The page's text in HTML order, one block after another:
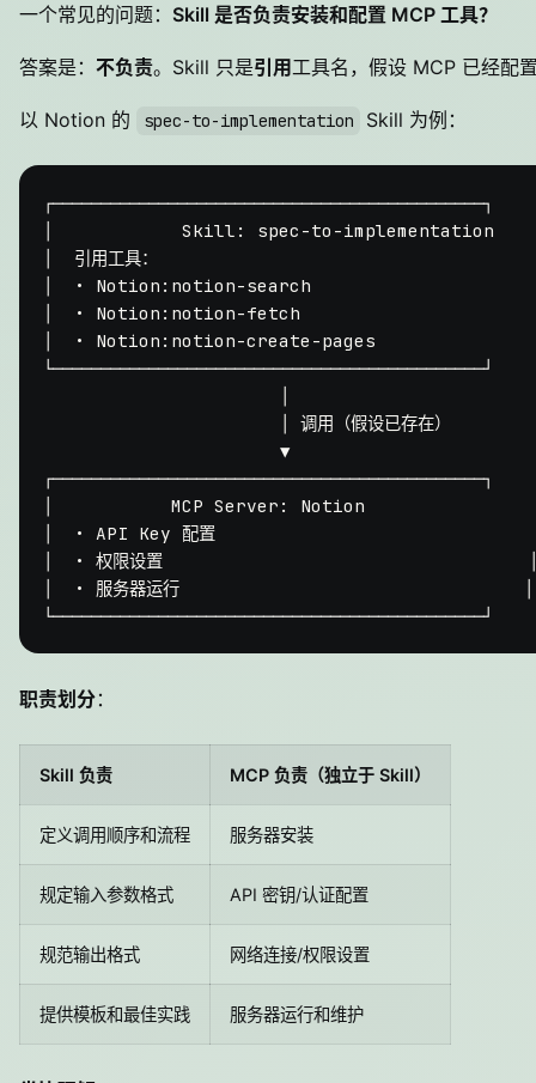
一个常见的问题： Skill 是否负责安装和配置 MCP 工具？
答案是： 不负责。Skill 只是引用工具名，假设 MCP 已经配
以 Notion 的 spec-to-implementation Skill 为例：
┌─────────────────────────────────────────────┐
│            Skill: spec-to-implementation     │
│  引用工具：
│  • Notion:notion-search
│  • Notion:notion-fetch
│  • Notion:notion-create-pages
└─────────────────────────────────────────────┘
                      │ 调用（假设已存在）
                      ▼
┌─────────────────────────────────────────────┐
│           MCP Server: Notion                 │
│  • API Key 配置
│  • 权限设置
│  • 服务器运行                                │
职责划分：
Skill 负责 MCP 负责（独立于 Skill）
定义调用顺序和流程 服务器安装
规定输入参数格式 API 密钥/认证配置
规范输出格式 网络连接/权限设置
提供模板和最佳实践 服务器运行和维护